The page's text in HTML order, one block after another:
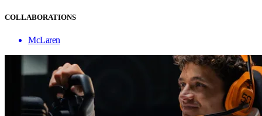
COLLABORATIONS
McLaren